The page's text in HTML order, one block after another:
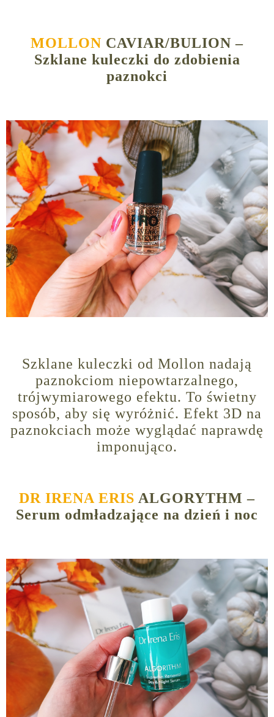
MOLLON CAVIAR/BULION –
Szklane kuleczki do zdobienia
paznokci
Szklane kuleczki od Mollon nadają
paznokciom niepowtarzalnego,
trójwymiarowego efektu. To świetny
sposób, aby się wyróżnić. Efekt 3D na
paznokciach może wyglądać naprawdę
imponująco.
DR IRENA ERIS ALGORYTHM –
Serum odmładzające na dzień i noc